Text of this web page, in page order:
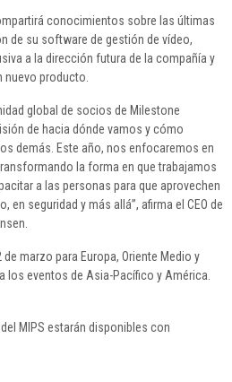
conocimientos sobre las últimas
de su software de gestión de vídeo,
a la dirección futura de la compañía y
nuevo producto.
global de socios de Milestone
de hacia dónde vamos y cómo
demás. Este año, nos enfocaremos en
la forma en que trabajamos
a las personas para que aprovechen
en seguridad y más allá”, afirma el CEO de
marzo para Europa, Oriente Medio y
los eventos de Asia-Pacífico y América.
MIPS estarán disponibles con